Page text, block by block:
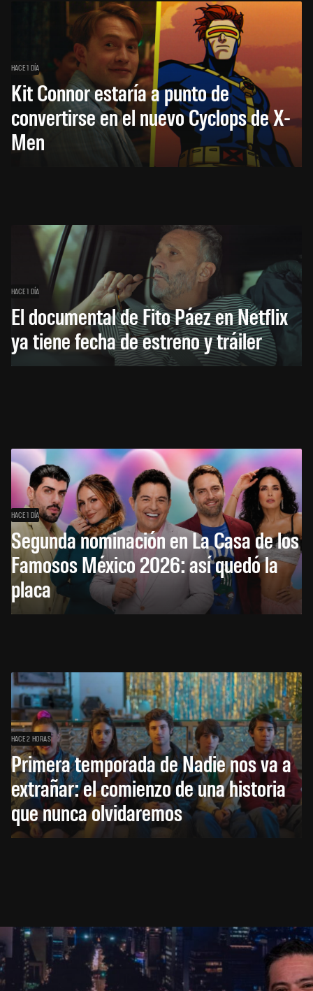
HACE 1 DÍA
Kit Connor estaría a punto de
convertirse en el nuevo Cyclops de X-
Men
HACE 1 DÍA
El documental de Fito Páez en Netflix
ya tiene fecha de estreno y tráiler
HACE 1 DÍA
Segunda nominación en La Casa de los
Famosos México 2026: así quedó la
placa
HACE 2 HORAS
Primera temporada de Nadie nos va a
extrañar: el comienzo de una historia
que nunca olvidaremos